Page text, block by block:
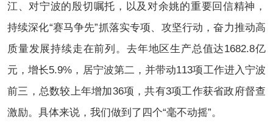
江、对宁波的殷切嘱托，以及对余姚的重要回信精神，
持续深化“赛马争先”抓落实专项、攻坚行动，奋力推动高
质量发展持续走在前列。去年地区生产总值达1682.8亿
元，增长5.9%，居宁波第二，并带动113项工作进入宁波
前三，总数较上年增加36项，共有3项工作获省政府督查
激励。具体来说，我们做到了四个“毫不动摇”。